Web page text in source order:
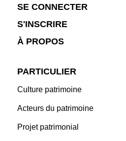
SE CONNECTER
S'INSCRIRE
À PROPOS
PARTICULIER
Culture patrimoine
Acteurs du patrimoine
Projet patrimonial